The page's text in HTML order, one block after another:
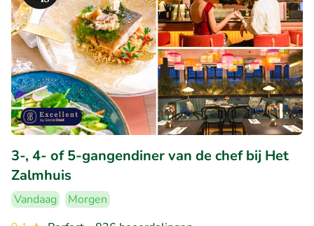
3-, 4- of 5-gangendiner van de chef bij Het
Zalmhuis
Vandaag
Morgen